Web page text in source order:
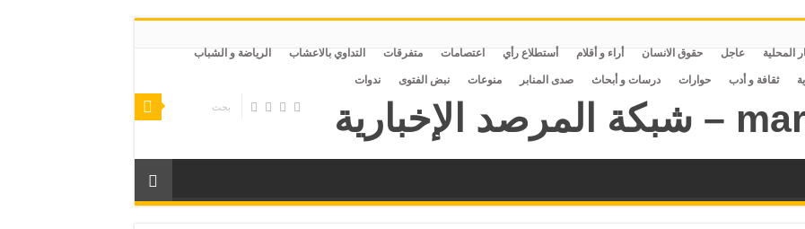
المحلية عاجل حقوق الانسان أراء و أقلام أستطلاع رأي اعتصامات متفرقات التداوي بالاعشاب الرياضة و الشباب
ثقافة و أدب حوارات درسات و أبحاث صدى المنابر منوعات نبض الفتوى ندوات